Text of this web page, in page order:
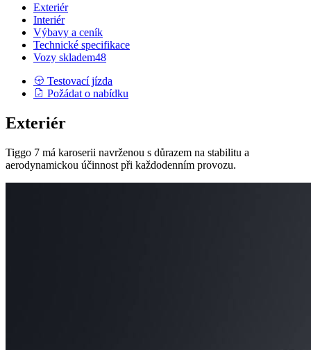
Exteriér
Interiér
Výbavy a ceník
Technické specifikace
Vozy skladem48
Testovací jízda
Požádat o nabídku
Exteriér
Tiggo 7 má karoserii navrženou s důrazem na stabilitu a
aerodynamickou účinnost při každodenním provozu.